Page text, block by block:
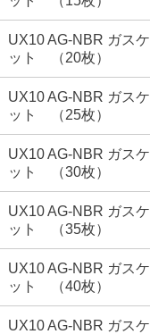
UX10 AG-NBR ガスケ
ット （20枚）
UX10 AG-NBR ガスケ
ット （25枚）
UX10 AG-NBR ガスケ
ット （30枚）
UX10 AG-NBR ガスケ
ット （35枚）
UX10 AG-NBR ガスケ
ット （40枚）
UX10 AG-NBR ガスケ